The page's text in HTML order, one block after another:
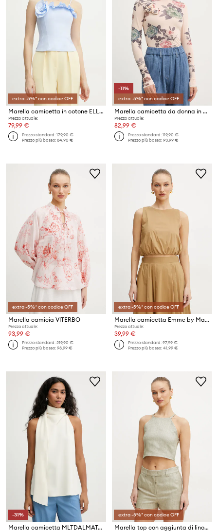
extra -5%* con codice OFF
Marella camicetta in cotone ELLENO
Prezzo attuale:
79,99 €
Prezzo standard:179,90 €
Prezzo più basso:84,90 €
-11%
extra -5%* con codice OFF
Marella camicetta da donna in viscosa CIPPO
Prezzo attuale:
82,99 €
Prezzo standard:119,90 €
Prezzo più basso:93,99 €
extra -5%* con codice OFF
Marella camicia VITERBO
Prezzo attuale:
93,99 €
Prezzo standard:219,90 €
Prezzo più basso:98,99 €
extra -5%* con codice OFF
Marella camicetta Emme by Marella
Prezzo attuale:
39,99 €
Prezzo standard:97,99 €
Prezzo più basso:41,99 €
-31%
Marella camicetta MLTDALMATA
extra -5%* con codice OFF
Marella top con aggiunta di lino STILLA